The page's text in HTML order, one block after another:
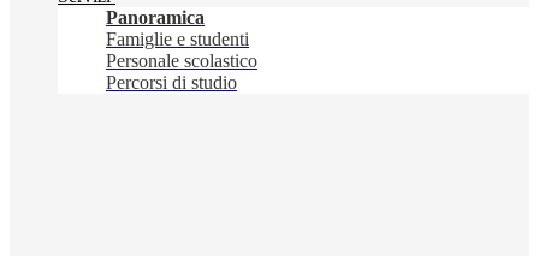
Panoramica
Famiglie e studenti
Personale scolastico
Percorsi di studio